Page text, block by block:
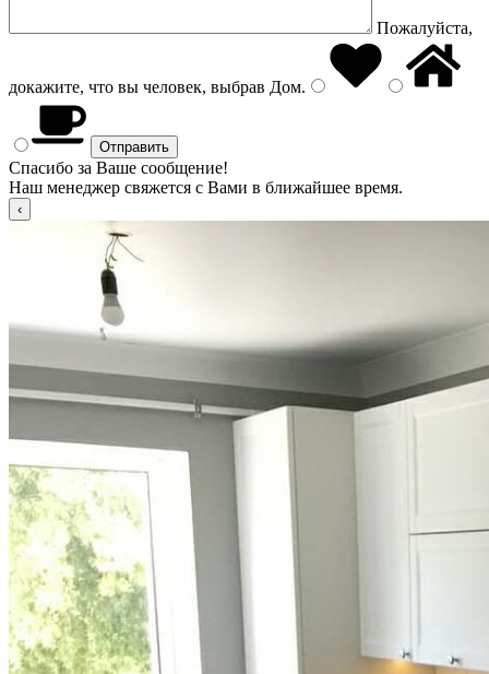
Пожалуйста,
докажите, что вы человек, выбрав Дом.
Спасибо за Ваше сообщение!
Наш менеджер свяжется с Вами в ближайшее время.